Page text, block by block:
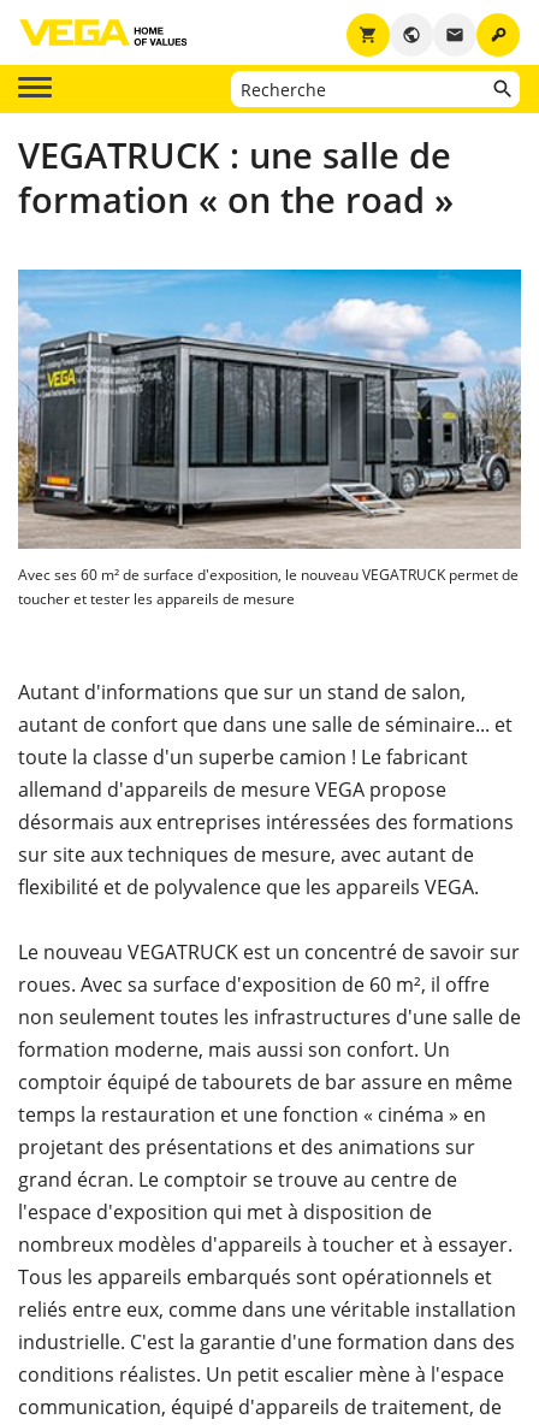
key
email
public
shopping_cart
VEGATRUCK : une salle de
formation « on the road »
Avec ses 60 m² de surface d'exposition, le nouveau VEGATRUCK permet de
toucher et tester les appareils de mesure
Autant d'informations que sur un stand de salon,
autant de confort que dans une salle de séminaire... et
toute la classe d'un superbe camion ! Le fabricant
allemand d'appareils de mesure VEGA propose
désormais aux entreprises intéressées des formations
sur site aux techniques de mesure, avec autant de
flexibilité et de polyvalence que les appareils VEGA.
Le nouveau VEGATRUCK est un concentré de savoir sur
roues. Avec sa surface d'exposition de 60 m², il offre
non seulement toutes les infrastructures d'une salle de
formation moderne, mais aussi son confort. Un
comptoir équipé de tabourets de bar assure en même
temps la restauration et une fonction « cinéma » en
projetant des présentations et des animations sur
grand écran. Le comptoir se trouve au centre de
l'espace d'exposition qui met à disposition de
nombreux modèles d'appareils à toucher et à essayer.
Tous les appareils embarqués sont opérationnels et
reliés entre eux, comme dans une véritable installation
industrielle. C'est la garantie d'une formation dans des
conditions réalistes. Un petit escalier mène à l'espace
communication, équipé d'appareils de traitement, de